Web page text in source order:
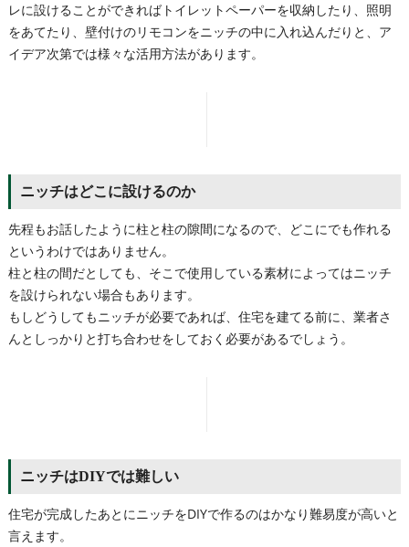
レに設けることができればトイレットペーパーを収納したり、照明
をあてたり、壁付けのリモコンをニッチの中に入れ込んだりと、ア
イデア次第では様々な活用方法があります。
ニッチはどこに設けるのか
先程もお話したように柱と柱の隙間になるので、どこにでも作れる
というわけではありません。
柱と柱の間だとしても、そこで使用している素材によってはニッチ
を設けられない場合もあります。
もしどうしてもニッチが必要であれば、住宅を建てる前に、業者さ
んとしっかりと打ち合わせをしておく必要があるでしょう。
ニッチはDIYでは難しい
住宅が完成したあとにニッチをDIYで作るのはかなり難易度が高いと
言えます。